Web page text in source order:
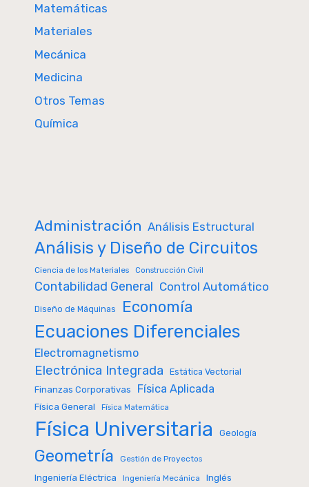
Matemáticas
Materiales
Mecánica
Medicina
Otros Temas
Química
Administración Análisis Estructural
Análisis y Diseño de Circuitos
Ciencia de los Materiales Construcción Civil
Contabilidad General Control Automático
Diseño de Máquinas Economía
Ecuaciones Diferenciales
Electromagnetismo
Electrónica Integrada
Estática Vectorial
Finanzas Corporativas
Física Aplicada
Física General Física Matemática
Física Universitaria Geología
Geometría Gestión de Proyectos
Ingeniería Eléctrica Ingeniería Mecánica
Inglés